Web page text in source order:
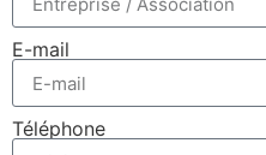
E-mail
Téléphone